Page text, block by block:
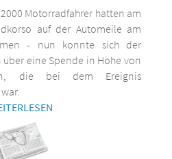
Motorradfahrer hatten am
auf der Automeile am
- nun konnte sich der
über eine Spende in Höhe von
die bei dem Ereignis